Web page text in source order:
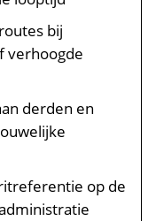
bij
verhoogde
derden en
op de